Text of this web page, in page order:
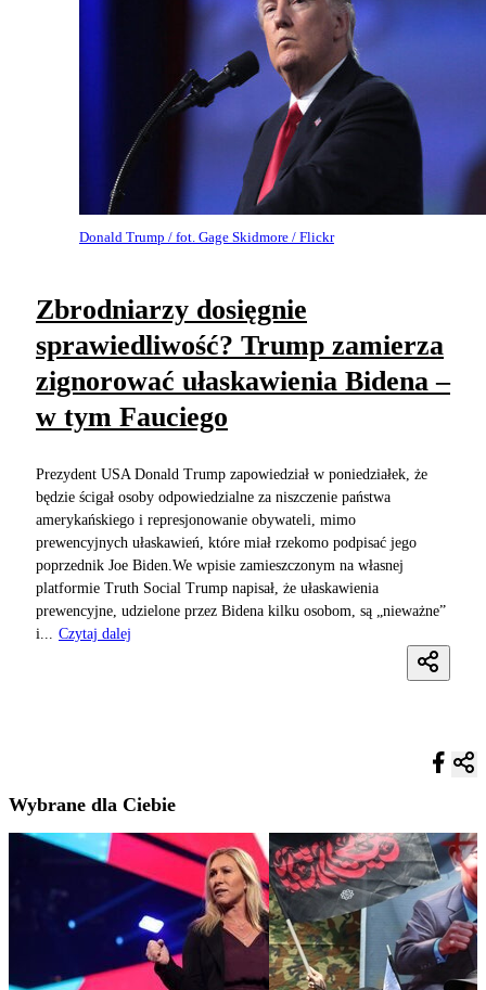
Donald Trump / fot. Gage Skidmore / Flickr
Zbrodniarzy dosięgnie
sprawiedliwość? Trump zamierza
zignorować ułaskawienia Bidena –
w tym Fauciego
Prezydent USA Donald Trump zapowiedział w poniedziałek, że
będzie ścigał osoby odpowiedzialne za niszczenie państwa
amerykańskiego i represjonowanie obywateli, mimo
prewencyjnych ułaskawień, które miał rzekomo podpisać jego
poprzednik Joe Biden.We wpisie zamieszczonym na własnej
platformie Truth Social Trump napisał, że ułaskawienia
prewencyjne, udzielone przez Bidena kilku osobom, są „nieważne”
i...
Czytaj dalej
Wybrane dla Ciebie